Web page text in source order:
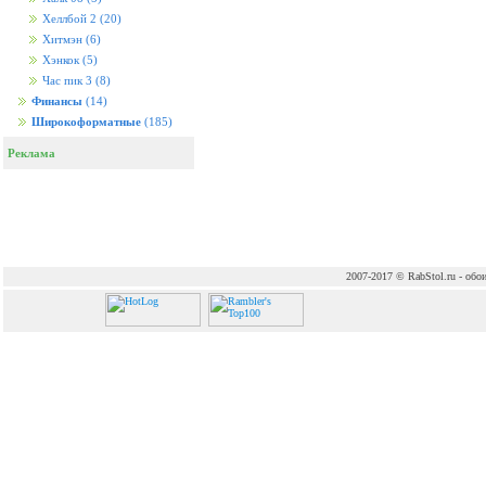
Хеллбой 2 (20)
Хитмэн (6)
Хэнкок (5)
Час пик 3 (8)
Финансы (14)
Широкоформатные (185)
Реклама
2007-2017 © RabStol.ru - обои